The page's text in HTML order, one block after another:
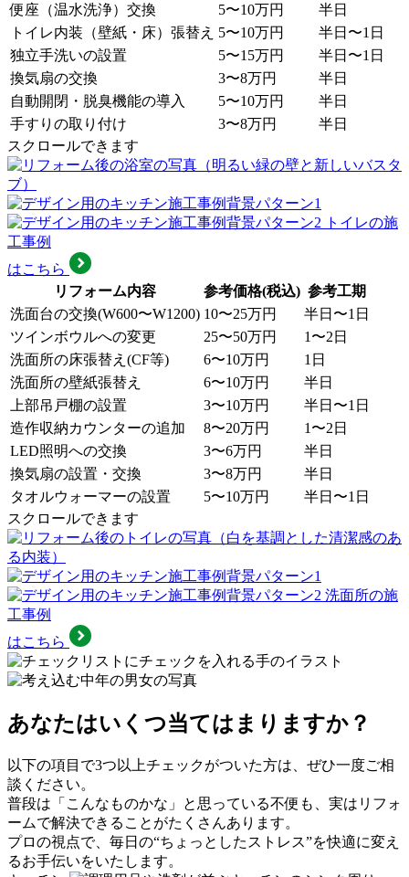
便座（温水洗浄）交換
5〜10万円
半日
トイレ内装（壁紙・床）張替え 5〜10万円
半日〜1日
独立手洗いの設置
5〜15万円
半日〜1日
換気扇の交換
3〜8万円
半日
自動開閉・脱臭機能の導入
5〜10万円
半日
手すりの取り付け
3〜8万円
半日
スクロールできます
トイレの施
工事例
はこちら
リフォーム内容
参考価格(税込) 参考工期
洗面台の交換(W600〜W1200) 10〜25万円
半日〜1日
ツインボウルへの変更
25〜50万円
1〜2日
洗面所の床張替え(CF等)
6〜10万円
1日
洗面所の壁紙張替え
6〜10万円
半日
上部吊戸棚の設置
3〜10万円
半日〜1日
造作収納カウンターの追加
8〜20万円
1〜2日
LED照明への交換
3〜6万円
半日
換気扇の設置・交換
3〜8万円
半日
タオルウォーマーの設置
5〜10万円
半日〜1日
スクロールできます
洗面所の施
工事例
はこちら
あなたはいくつ当てはまりますか？
以下の項目で3つ以上チェックがついた方は、ぜひ一度ご相
談ください。
普段は「こんなものかな」と思っている不便も、実はリフォ
ームで解決できることがたくさんあります。
プロの視点で、毎日の“ちょっとしたストレス”を快適に変え
るお手伝いをいたします。